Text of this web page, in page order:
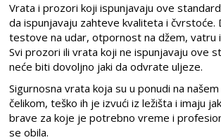
Vrata i prozori koji ispunjavaju ove
da ispunjavaju zahteve kvaliteta i čvrstoće.
testove na udar, otpornost na džem, vatru
Svi prozori ili vrata koji ne ispunjavaju ove
neće biti dovoljno jaki da odvrate uljeze.
Sigurnosna vrata koja su u ponudi na
čelikom, teško ih je izvući iz ležišta i imaju
brave za koje je potrebno vreme i
se obila.